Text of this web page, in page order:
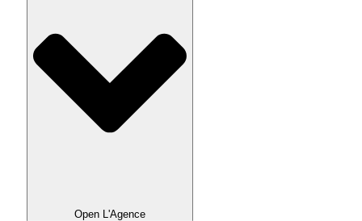
Open L'Agence